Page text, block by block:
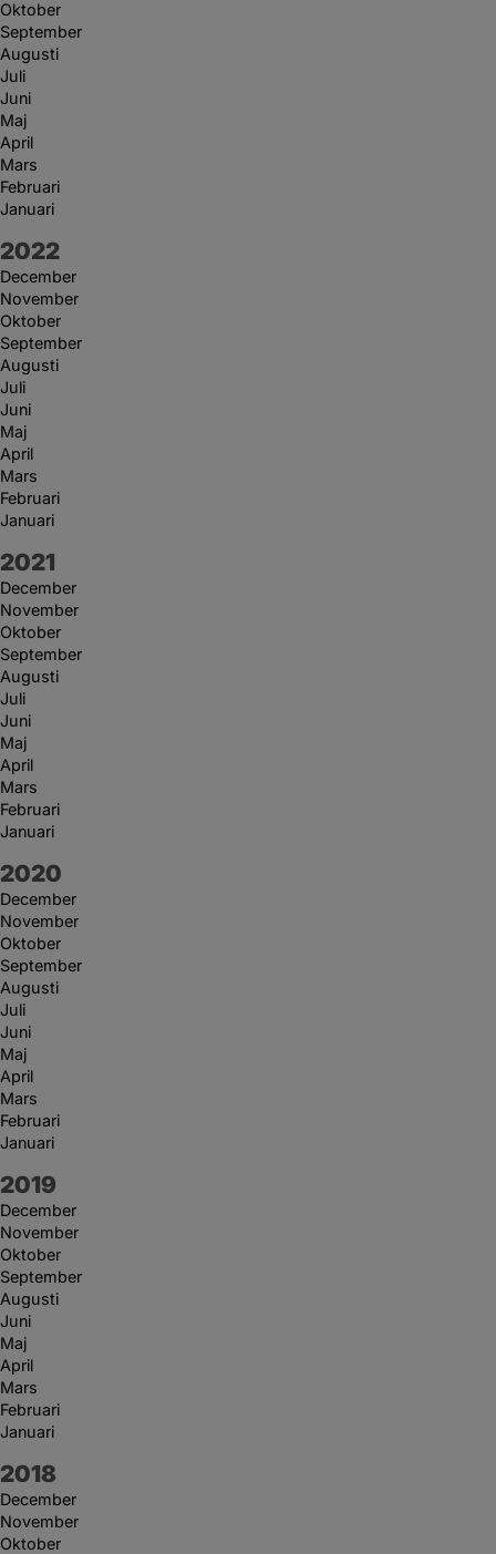
Oktober
September
Augusti
Juli
Juni
Maj
April
Mars
Februari
Januari
År:
2022
December
November
Oktober
September
Augusti
Juli
Juni
Maj
April
Mars
Februari
Januari
År:
2021
December
November
Oktober
September
Augusti
Juli
Juni
Maj
April
Mars
Februari
Januari
År:
2020
December
November
Oktober
September
Augusti
Juli
Juni
Maj
April
Mars
Februari
Januari
År:
2019
December
November
Oktober
September
Augusti
Juni
Maj
April
Mars
Februari
Januari
År:
2018
December
November
Oktober